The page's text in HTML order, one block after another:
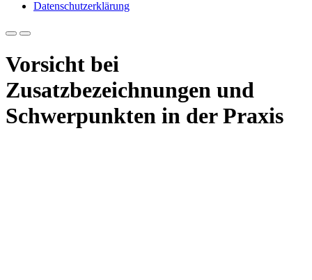
Datenschutzerklärung
Vorsicht bei
Zusatzbezeichnungen und
Schwerpunkten in der Praxis